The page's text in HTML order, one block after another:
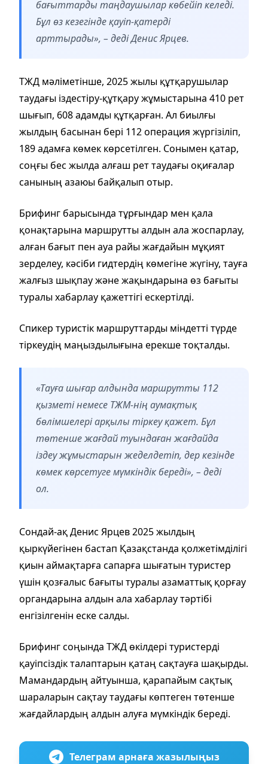
бағыттарды таңдаушылар көбейіп келеді.
Бұл өз кезегінде қауіп-қатерді
арттырады», – деді Денис Ярцев.
ТЖД мәліметінше, 2025 жылы құтқарушылар
таудағы іздестіру-құтқару жұмыстарына 410 рет
шығып, 608 адамды құтқарған. Ал биылғы
жылдың басынан бері 112 операция жүргізіліп,
189 адамға көмек көрсетілген. Сонымен қатар,
соңғы бес жылда алғаш рет таудағы оқиғалар
санының азаюы байқалып отыр.
Брифинг барысында тұрғындар мен қала
қонақтарына маршрутты алдын ала жоспарлау,
алған бағыт пен ауа райы жағдайын мұқият
зерделеу, кәсіби гидтердің көмегіне жүгіну, тауға
жалғыз шықпау және жақындарына өз бағыты
туралы хабарлау қажеттігі ескертілді.
Спикер туристік маршруттарды міндетті түрде
тіркеудің маңыздылығына ерекше тоқталды.
«Тауға шығар алдында маршрутты 112
қызметі немесе ТЖМ-нің аумақтық
бөлімшелері арқылы тіркеу қажет. Бұл
төтенше жағдай туындаған жағдайда
іздеу жұмыстарын жеделдетіп, дер кезінде
көмек көрсетуге мүмкіндік береді», – деді
ол.
Сондай-ақ Денис Ярцев 2025 жылдың
қыркүйегінен бастап Қазақстанда қолжетімділігі
қиын аймақтарға сапарға шығатын туристер
үшін қозғалыс бағыты туралы азаматтық қорғау
органдарына алдын ала хабарлау тәртібі
енгізілгенін еске салды.
Брифинг соңында ТЖД өкілдері туристерді
қауіпсіздік талаптарын қатаң сақтауға шақырды.
Мамандардың айтуынша, қарапайым сақтық
шараларын сақтау таудағы көптеген төтенше
жағдайлардың алдын алуға мүмкіндік береді.
Телеграм арнаға жазылыңыз